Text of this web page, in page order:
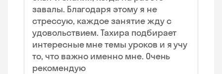
завалы. Благодаря этому я не
стрессую, каждое занятие жду с
удовольствием. Тахира подбирает
интересные мне темы уроков и я учу
то, что важно именно мне. Очень
рекомендую